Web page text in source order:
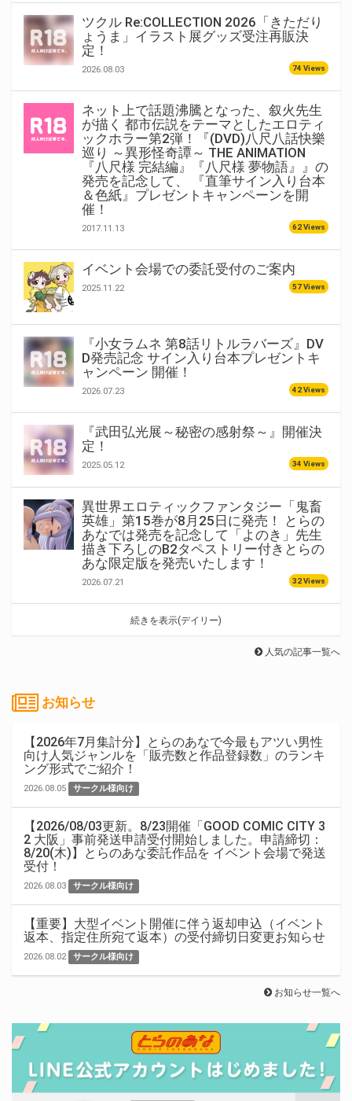
ツクル Re:COLLECTION 2026「きただり
ょうま」イラスト展グッズ受注再販決
定！
2026.08.03 74 Views
ネット上で話題沸騰となった、叙火先生
が描く 都市伝説をテーマとしたエロティ
ックホラー第2弾！『(DVD)八尺八話快樂
巡り ～異形怪奇譚～ THE ANIMATION
『八尺様 完結編』『八尺様 夢物語』』の
発売を記念して、 『直筆サイン入り台本
＆色紙』プレゼントキャンペーンを開
催！
2017.11.13 62 Views
イベント会場での委託受付のご案内
2025.11.22 57 Views
『小女ラムネ 第8話リトルラバーズ』DV
D発売記念 サイン入り台本プレゼントキ
ャンペーン 開催！
2026.07.23 42 Views
『武田弘光展～秘密の感射祭～』開催決
定！
2025.05.12 34 Views
異世界エロティックファンタジー「鬼畜
英雄」第15巻が8月25日に発売！ とらの
あなでは発売を記念して「よのき」先生
描き下ろしのB2タペストリー付きとらの
あな限定版を発売いたします！
2026.07.21 32 Views
続きを表示(デイリー)
人気の記事一覧へ
お知らせ
【2026年7月集計分】とらのあなで今最もアツい男性
向け人気ジャンルを「販売数と作品登録数」のランキ
ング形式でご紹介！
2026.08.05 サークル様向け
【2026/08/03更新。8/23開催「GOOD COMIC CITY 3
2 大阪」事前発送申請受付開始しました。申請締切：
8/20(木)】とらのあな委託作品を イベント会場で発送
受付！
2026.08.03 サークル様向け
【重要】大型イベント開催に伴う返却申込（イベント
返本、指定住所宛て返本）の受付締切日変更お知らせ
2026.08.02 サークル様向け
お知らせ一覧へ